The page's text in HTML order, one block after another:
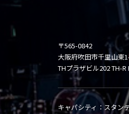
〒565-0842
大阪府吹田市千里山東
THプラザビル202 TH-R
キャパシティ：スタン